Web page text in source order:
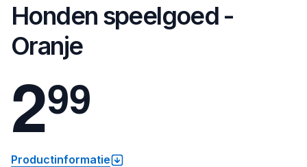
Honden speelgoed -
Oranje
299
Productinformatie